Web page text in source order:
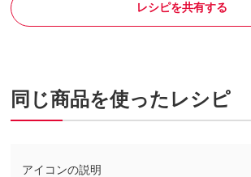
レシピを共有する
同じ商品を使ったレシピ
アイコンの説明